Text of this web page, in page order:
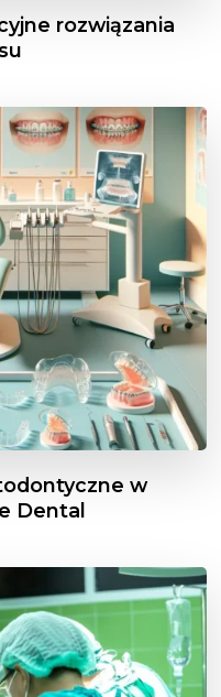
rozwiązania
w
Dental